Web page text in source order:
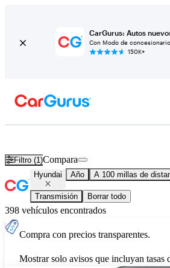
CarGurus: Autos
Con Modo de concesionario
150K+
Filtro (1)Compara
Hyundai Año A 100 millas de
Transmisión Borrar todo
398 vehículos encontrados
Compra con precios transparentes.
Mostrar solo avisos que incluyan tasas